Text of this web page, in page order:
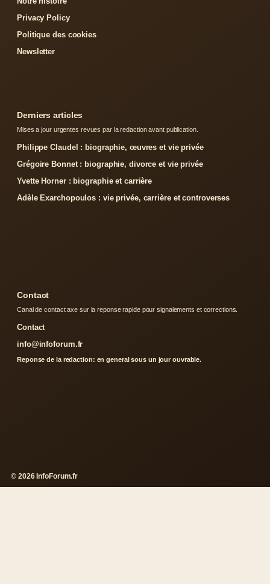
Privacy Policy
Politique des cookies
Newsletter
Derniers articles
Mises a jour urgentes revues par la redaction avant publication.
Philippe Claudel : biographie, œuvres et vie privée
Grégoire Bonnet : biographie, divorce et vie privée
Yvette Horner : biographie et carrière
Adèle Exarchopoulos : vie privée, carrière et controverses
Contact
Canal de contact axe sur la reponse rapide pour signalements et corrections.
Contact
info@infoforum.fr
Reponse de la redaction: en general sous un jour ouvrable.
© 2026 InfoForum.fr